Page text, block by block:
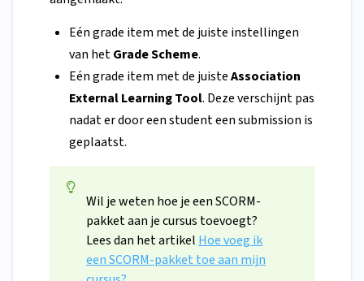
Eén grade item met de juiste instellingen
van hetGrade Scheme.
Eén grade item met de juisteAssociation
External Learning Tool. Deze verschijnt pas
nadat er door een student een submission is
geplaatst.
Wil je weten hoe je een SCORM-
pakket aan je cursus toevoegt?
Lees dan het artikel Hoe voeg ik
een SCORM-pakket toe aan mijn